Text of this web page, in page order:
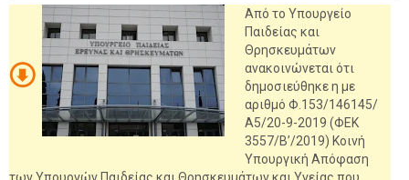
Από το Υπουργείο
Παιδείας και
Θρησκευμάτων
ανακοινώνεται ότι
δημοσιεύθηκε η με
αριθμό Φ.153/146145/
Α5/20-9-2019 (ΦΕΚ
3557/Β’/2019) Κοινή
Υπουργική Απόφαση